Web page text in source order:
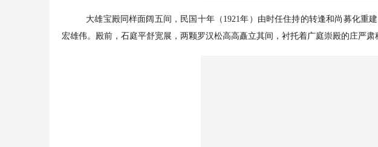
大雄宝殿同样面阔五间，民国十年（1921年）由时任住持的转逢和尚募化重
宏雄伟。殿前，石庭平舒宽展，两颗罗汉松高高矗立其间，衬托着广庭崇殿的庄严肃